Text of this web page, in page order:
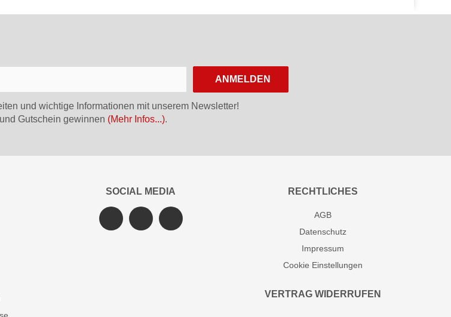
ANMELDEN
und wichtige Informationen mit unserem Newsletter!
Gutschein gewinnen (Mehr Infos...).
SOCIAL MEDIA RECHTLICHES
AGB
Datenschutz
Impressum
Cookie Einstellungen
VERTRAG WIDERRUFEN